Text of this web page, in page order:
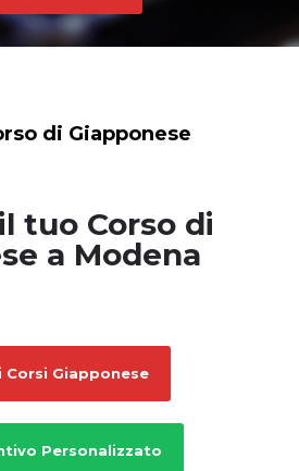
tuo Corso di
a Modena
di Giapponese
Corsi Giapponese
Personalizzato